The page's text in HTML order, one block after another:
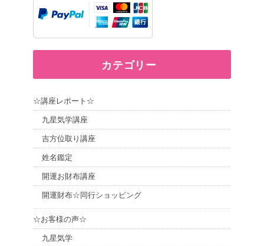
カテゴリー
☆講座レポート☆
九星気学講座
吉方位取り講座
姓名鑑定
開運お財布講座
開運財布☆同行ショッピング
☆お客様の声☆
九星気学